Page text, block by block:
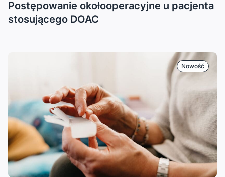
Postępowanie okołooperacyjne u pacjenta
stosującego DOAC
Nowość